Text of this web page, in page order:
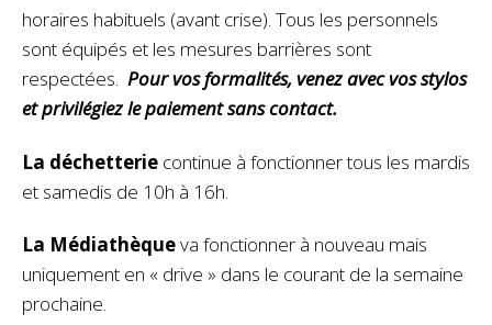
horaires habituels (avant crise). Tous les personnels
sont équipés et les mesures barrières sont
respectées. Pour vos formalités, venez avec vos stylos
et privilégiez le paiement sans contact.
La déchetterie continue à fonctionner tous les mardis
et samedis de 10h à 16h.
La Médiathèqueva fonctionner à nouveau mais
uniquement en « drive » dans le courant de la semaine
prochaine.